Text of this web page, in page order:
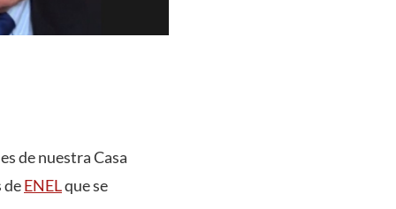
de nuestra Casa
deENELque se